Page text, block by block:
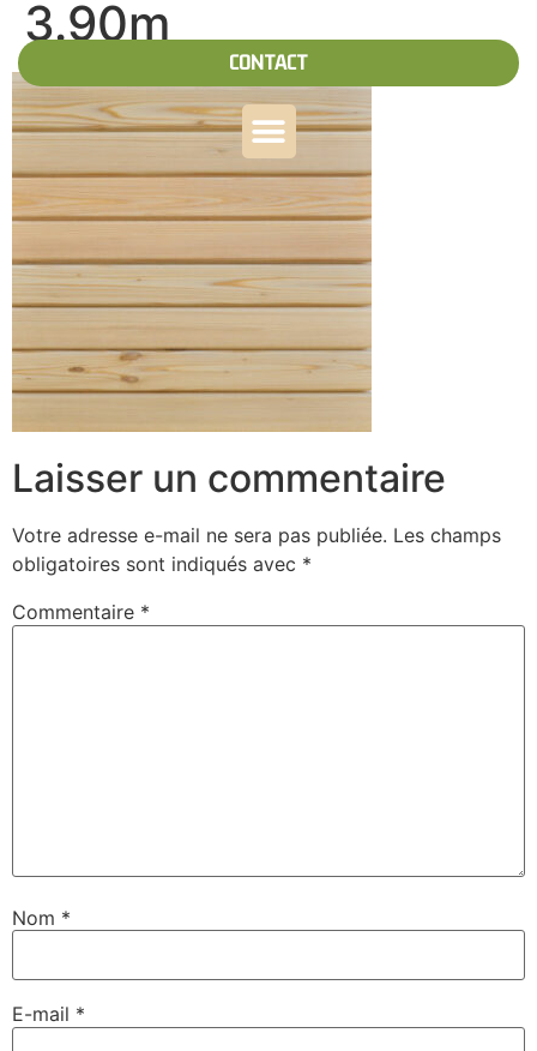
CONTACT
3.90m
Laisser un commentaire
Votre adresse e-mail ne sera pas publiée. Les champs
obligatoires sont indiqués avec *
Commentaire *
Nom *
E-mail *